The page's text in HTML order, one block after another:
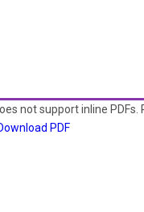
not support inline PDFs.
PDF